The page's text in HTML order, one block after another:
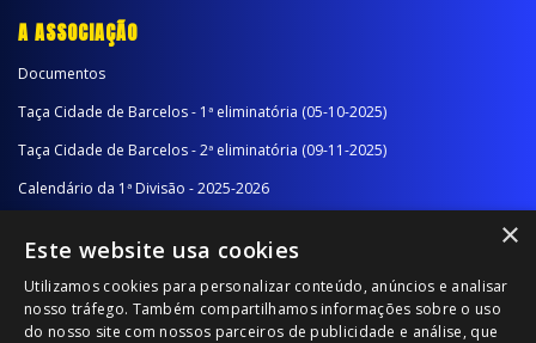
A ASSOCIAÇÃO
Documentos
Taça Cidade de Barcelos - 1ª eliminatória (05-10-2025)
Taça Cidade de Barcelos - 2ª eliminatória (09-11-2025)
Calendário da 1ª Divisão - 2025-2026
Calendário da 2ª Divisão - Série B - 2025-2026
Calendário da Época
×
Este website usa cookies
Utilizamos cookies para personalizar conteúdo, anúncios e analisar
nosso tráfego. Também compartilhamos informações sobre o uso
do nosso site com nossos parceiros de publicidade e análise, que